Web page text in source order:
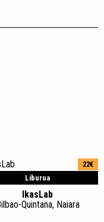
Liburua
22€
IkasLab
Quintana, Naiara